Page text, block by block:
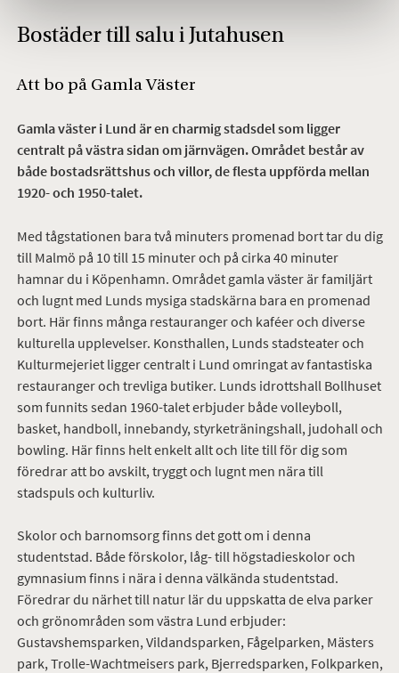
Bostäder till salu i Jutahusen
Att bo på Gamla Väster
Gamla väster i Lund är en charmig stadsdel som ligger
centralt på västra sidan om järnvägen. Området består av
både bostadsrättshus och villor, de flesta uppförda mellan
1920- och 1950-talet.
Med tågstationen bara två minuters promenad bort tar du dig
till Malmö på 10 till 15 minuter och på cirka 40 minuter
hamnar du i Köpenhamn. Området gamla väster är familjärt
och lugnt med Lunds mysiga stadskärna bara en promenad
bort. Här finns många restauranger och kaféer och diverse
kulturella upplevelser. Konsthallen, Lunds stadsteater och
Kulturmejeriet ligger centralt i Lund omringat av fantastiska
restauranger och trevliga butiker. Lunds idrottshall Bollhuset
som funnits sedan 1960-talet erbjuder både volleyboll,
basket, handboll, innebandy, styrketräningshall, judohall och
bowling. Här finns helt enkelt allt och lite till för dig som
föredrar att bo avskilt, tryggt och lugnt men nära till
stadspuls och kulturliv.
Skolor och barnomsorg finns det gott om i denna
studentstad. Både förskolor, låg- till högstadieskolor och
gymnasium finns i nära i denna välkända studentstad.
Föredrar du närhet till natur lär du uppskatta de elva parker
och grönområden som västra Lund erbjuder:
Gustavshemsparken, Vildandsparken, Fågelparken, Mästers
park, Trolle-Wachtmeisers park, Bjerredsparken, Folkparken,